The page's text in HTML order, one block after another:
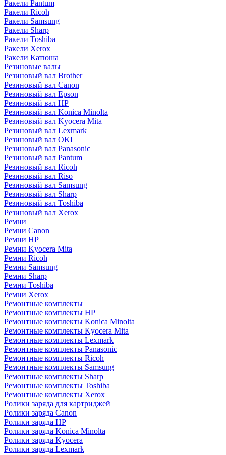
Ракели Pantum
Ракели Ricoh
Ракели Samsung
Ракели Sharp
Ракели Toshiba
Ракели Xerox
Ракели Катюша
Резиновые валы
Резиновый вал Brother
Резиновый вал Canon
Резиновый вал Epson
Резиновый вал HP
Резиновый вал Konica Minolta
Резиновый вал Kyocera Mita
Резиновый вал Lexmark
Резиновый вал OKI
Резиновый вал Panasonic
Резиновый вал Pantum
Резиновый вал Ricoh
Резиновый вал Riso
Резиновый вал Samsung
Резиновый вал Sharp
Резиновый вал Toshiba
Резиновый вал Xerox
Ремни
Ремни Canon
Ремни HP
Ремни Kyocera Mita
Ремни Ricoh
Ремни Samsung
Ремни Sharp
Ремни Toshiba
Ремни Xerox
Ремонтные комплекты
Ремонтные комплекты HP
Ремонтные комплекты Konica Minolta
Ремонтные комплекты Kyocera Mita
Ремонтные комплекты Lexmark
Ремонтные комплекты Panasonic
Ремонтные комплекты Ricoh
Ремонтные комплекты Samsung
Ремонтные комплекты Sharp
Ремонтные комплекты Toshiba
Ремонтные комплекты Xerox
Ролики заряда для картриджей
Ролики заряда Canon
Ролики заряда HP
Ролики заряда Konica Minolta
Ролики заряда Kyocera
Ролики заряда Lexmark